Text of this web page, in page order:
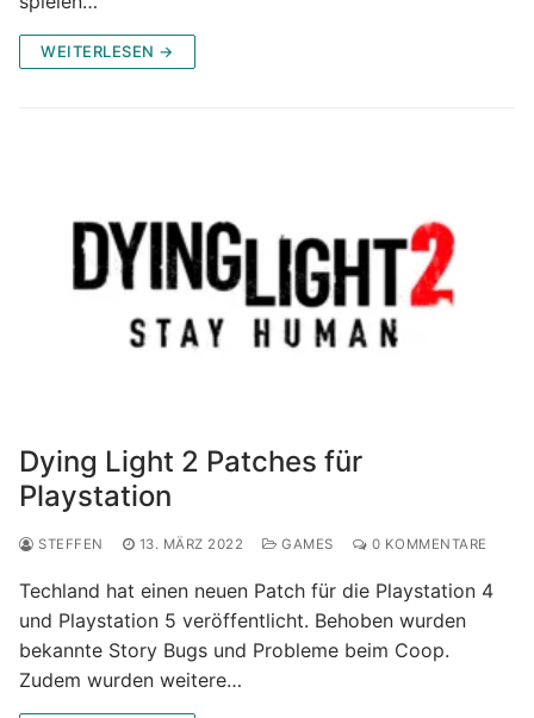
WEITERLESEN →
Dying Light 2 Patches für
Playstation
STEFFEN 13. MÄRZ 2022 GAMES 0 KOMMENTARE
Techland hat einen neuen Patch für die Playstation 4
und Playstation 5 veröffentlicht. Behoben wurden
bekannte Story Bugs und Probleme beim Coop.
Zudem wurden weitere…